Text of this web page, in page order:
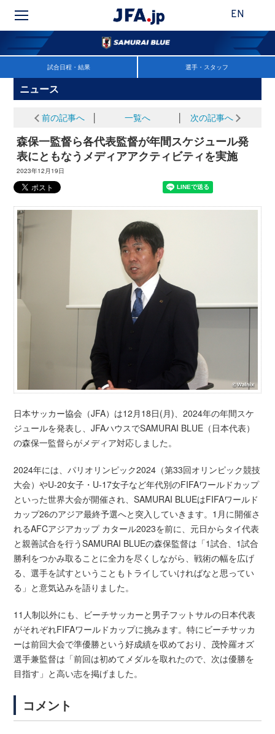
EN
試合日程・結果 選手・スタッフ
ニュース
前の記事へ 一覧へ 次の記事へ
森保一監督ら各代表監督が年間スケジュール発
表にともなうメディアアクティビティを実施
2023年12月19日
日本サッカー協会（JFA）は12月18日(月)、2024年の年間スケ
ジュールを発表し、JFAハウスでSAMURAI BLUE（日本代表）
の森保一監督らがメディア対応しました。
2024年には、パリオリンピック2024（第33回オリンピック競技
大会）やU-20女子・U-17女子など年代別のFIFAワールドカップ
といった世界大会が開催され、SAMURAI BLUEはFIFAワールド
カップ26のアジア最終予選へと突入していきます。1月に開催さ
れるAFCアジアカップ カタール2023を前に、元日からタイ代表
と親善試合を行うSAMURAI BLUEの森保監督は「1試合、1試合
勝利をつかみ取ることに全力を尽くしながら、戦術の幅を広げ
る、選手を試すということもトライしていければなと思ってい
る」と意気込みを語りました。
11人制以外にも、ビーチサッカーと男子フットサルの日本代表
がそれぞれFIFAワールドカップに挑みます。特にビーチサッカ
ーは前回大会で準優勝という好成績を収めており、茂怜羅オズ
選手兼監督は「前回は初めてメダルを取れたので、次は優勝を
目指す」と高い志を掲げました。
コメント